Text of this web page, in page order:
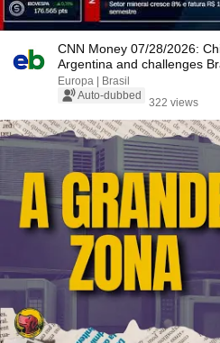
CNN Money 07/28/2026:
Argentina and challenges
Europa | Brasil
Auto-dubbed
322 views